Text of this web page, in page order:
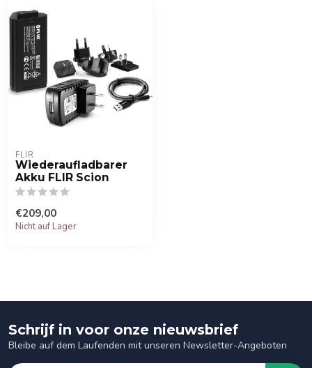
FLIR
Wiederaufladbarer
Akku FLIR Scion
€209,00
Nicht auf Lager
Schrijf in voor onze nieuwsbrief
Bleibe auf dem Laufenden mit unseren Newsletter-Angeboten